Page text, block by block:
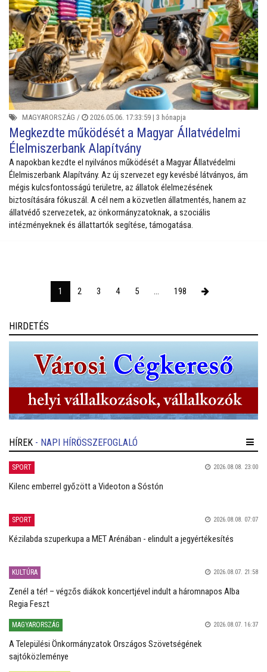
MAGYARORSZÁG / 2026.05.06. 17:33:59 | 3 hónapja
Megkezdte működését a Magyar Állatvédelmi
Élelmiszerbank Alapítvány
A napokban kezdte el nyilvános működését a Magyar Állatvédelmi
Élelmiszerbank Alapítvány. Az új szervezet egy kevésbé látványos, ám
mégis kulcsfontosságú területre, az állatok élelmezésének
biztosítására fókuszál. A cél nem a közvetlen állatmentés, hanem az
állatvédő szervezetek, az önkormányzatoknak, a szociális
intézményeknek és állattartók segítése, támogatása.
1 2 3 4 5 ... 198
HIRDETÉS
HÍREK - NAPI HÍRÖSSZEFOGLALÓ
SPORT 2026.08.08. 23:00
Kilenc emberrel győzött a Videoton a Sóstón
SPORT 2026.08.08. 07:07
Kézilabda szuperkupa a MET Arénában - elindult a jegyértékesítés
KULTÚRA 2026.08.07. 21:58
Zenél a tér! – végzős diákok koncertjével indult a háromnapos Alba
Regia Feszt
MAGYARORSZÁG 2026.08.07. 16:37
A Települési Önkormányzatok Országos Szövetségének
sajtóközleménye